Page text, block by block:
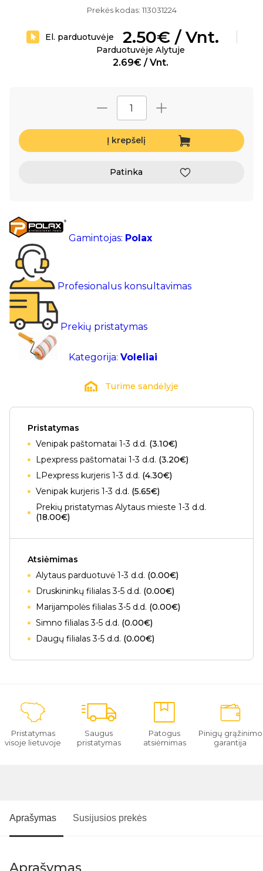
Prekės kodas: 113031224
El. parduotuvėje 2.50€ / Vnt.
Parduotuvėje Alytuje
2.69€ / Vnt.
Į krepšelį
Patinka
Gamintojas: Polax
Profesionalus konsultavimas
Prekių pristatymas
Kategorija: Voleliai
Turime sandėlyje
Pristatymas
Venipak paštomatai 1-3 d.d. (3.10€)
Lpexpress paštomatai 1-3 d.d. (3.20€)
LPexpress kurjeris 1-3 d.d. (4.30€)
Venipak kurjeris 1-3 d.d. (5.65€)
Prekių pristatymas Alytaus mieste 1-3 d.d.
(18.00€)
Atsiėmimas
Alytaus parduotuvė 1-3 d.d. (0.00€)
Druskininkų filialas 3-5 d.d. (0.00€)
Marijampolės filialas 3-5 d.d. (0.00€)
Simno filialas 3-5 d.d. (0.00€)
Daugų filialas 3-5 d.d. (0.00€)
Pristatymas
visoje lietuvoje
Saugus
pristatymas
Patogus
atsiėmimas
Pinigų grąžinimo
garantija
Aprašymas Susijusios prekės
Aprašymas